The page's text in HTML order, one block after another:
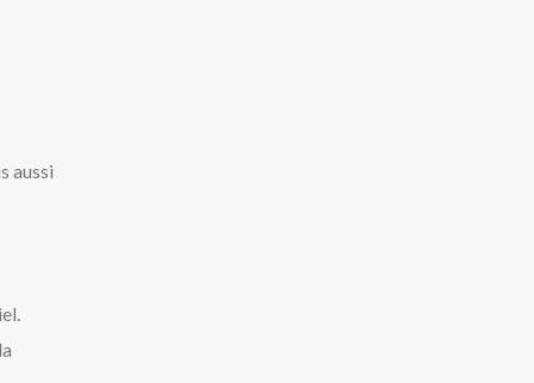
aussi